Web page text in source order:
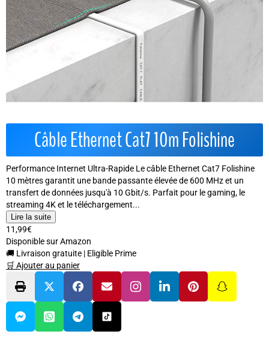
Câble Ethernet Cat7 10m Folishine
Performance Internet Ultra-Rapide Le câble Ethernet Cat7 Folishine
10 mètres garantit une bande passante élevée de 600 MHz et un
transfert de données jusqu'à 10 Gbit/s. Parfait pour le gaming, le
streaming 4K et le téléchargement...
Lire la suite
11,99€
Disponible sur Amazon
🚚 Livraison gratuite | Eligible Prime
🛒 Ajouter au panier